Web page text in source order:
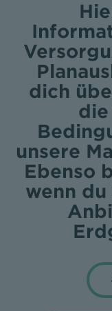
dich
unsere
Ebenso
wenn